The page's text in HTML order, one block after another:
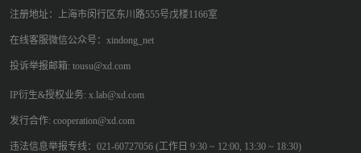
注册地址：上海市闵行区东川路555号戊楼1166室
在线客服微信公众号：xindong_net
投诉举报邮箱: tousu@xd.com
IP衍生&授权业务: x.lab@xd.com
发行合作: cooperation@xd.com
违法信息举报专线：021-60727056 (工作日 9:30 ~ 12:00, 13:30 ~ 18:30)